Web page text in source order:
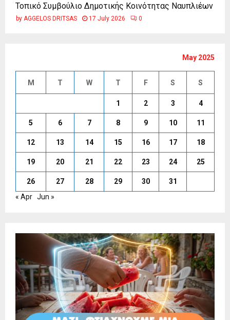
Τοπικό Συμβούλιο Δημοτικής Κοινότητας Ναυπλιέων
by AGGELOS DRITSAS 17 July 2026 0
May 2025
M T W T F S S
1 2 3 4
5 6 7 8 9 10 11
12 13 14 15 16 17 18
19 20 21 22 23 24 25
26 27 28 29 30
31
« Apr Jun »